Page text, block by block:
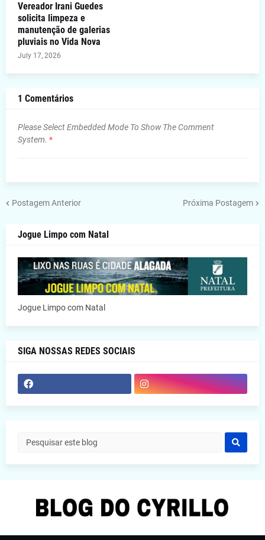
Vereador Irani Guedes
solicita limpeza e
manutenção de galerias
pluviais no Vida Nova
July 17, 2026
1 Comentários
Please Select Embedded Mode To Show The Comment
System. *
Postagem Anterior Próxima Postagem
Jogue Limpo com Natal
Jogue Limpo com Natal
SIGA NOSSAS REDES SOCIAIS